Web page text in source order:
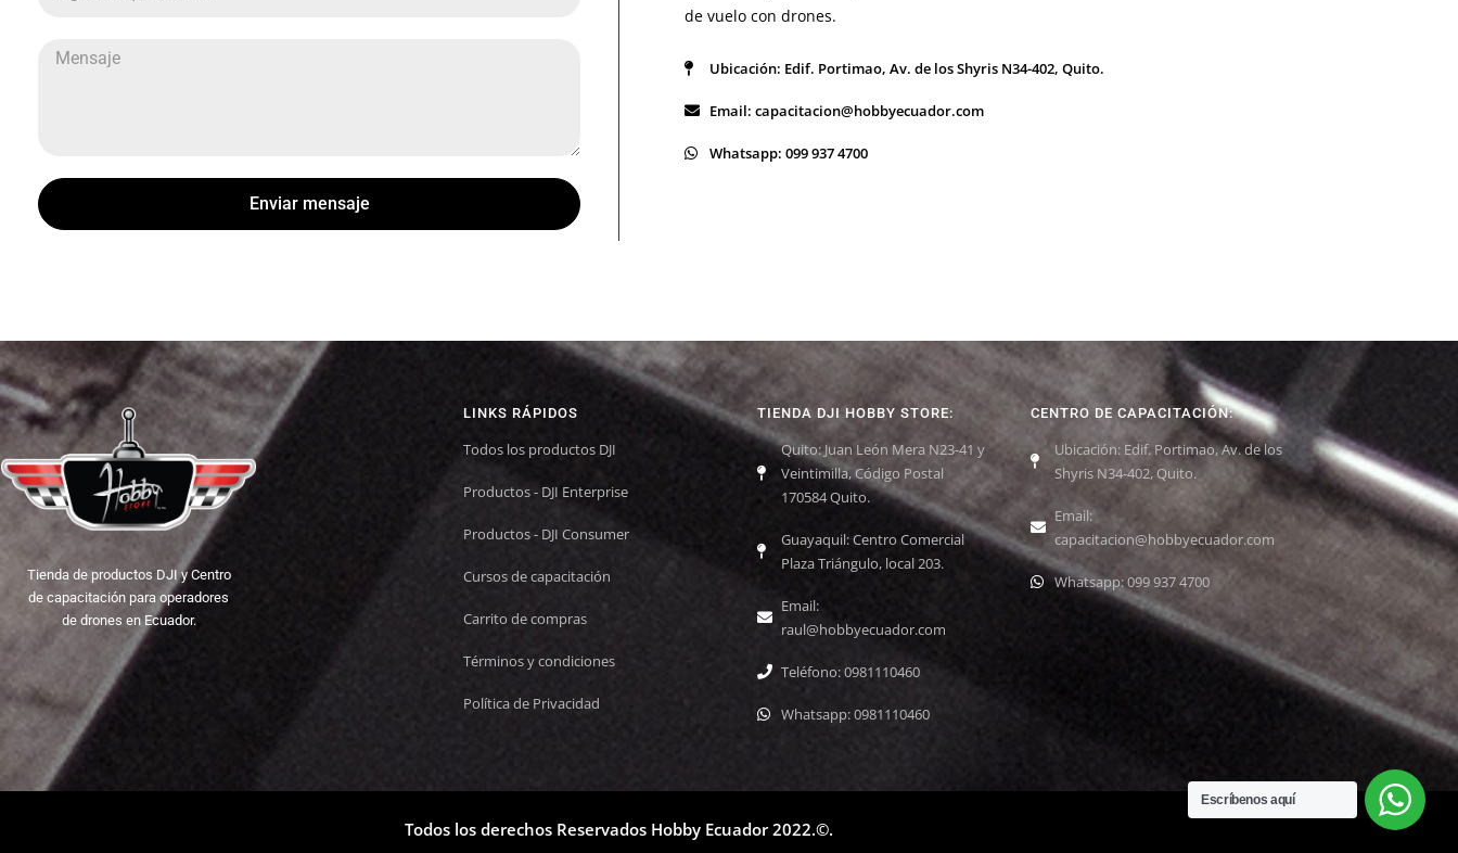
Enviar mensaje
de vuelo con drones.
Ubicación: Edif. Portimao, Av. de los Shyris N34-402, Quito.
Email: capacitacion@hobbyecuador.com
Whatsapp: 099 937 4700
Tienda de productos DJI y Centro
de capacitación para operadores
de drones en Ecuador.
LINKS RÁPIDOS
Todos los productos DJI
Productos - DJI Enterprise
Productos - DJI Consumer
Cursos de capacitación
Carrito de compras
Términos y condiciones
Política de Privacidad
TIENDA DJI HOBBY STORE:
Quito: Juan León Mera N23-41 y
Veintimilla, Código Postal
170584 Quito.
Guayaquil: Centro Comercial
Plaza Triángulo, local 203.
Email:
raul@hobbyecuador.com
Teléfono: 0981110460
Whatsapp: 0981110460
CENTRO DE CAPACITACIÓN:
Ubicación: Edif. Portimao, Av. de los
Shyris N34-402, Quito.
Email:
capacitacion@hobbyecuador.com
Whatsapp: 099 937 4700
Todos los derechos Reservados Hobby Ecuador 2022.©.
Escríbenos aquí